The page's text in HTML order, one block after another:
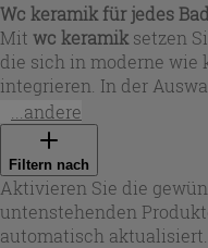
Wc keramik für jedes
Mit wc keramik setzen
die sich in moderne wie
integrieren. In der
hochwertiger Keramik in
Grau matt
– ideal, um
abzustimmen. Ob
oder komfortablere
passende Basis für ein
Gesamtbild.
...andere
Filtern nach
Aktivieren Sie die
untenstehenden
automatisch aktualisiert.